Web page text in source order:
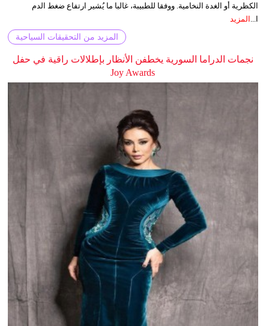
الكظرية أو الغدة النخامية. ووفقا للطبيبة، غالبا ما يُشير ارتفاع ضغط الدم
ا...
المزيد
المزيد من التحقيقات السياحية
نجمات الدراما السورية يخطفن الأنظار بإطلالات راقية في حفل
Joy Awards